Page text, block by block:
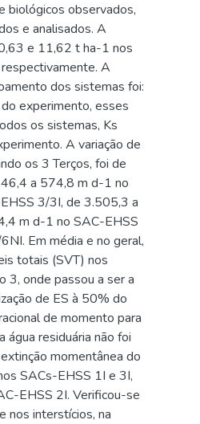
biológicos observados,
e analisados. A
e 11,62 t ha-1 nos
A
dos sistemas foi:
experimento, esses
os sistemas, Ks
A variação de
os 3 Terços, foi de
a 574,8 m d-1 no
3/3I, de 3.505,3 a
m d-1 no SAC-EHSS
Em média e no geral,
totais (SVT) nos
3, onde passou a ser a
de ES à 50% do
de momento para
residuária não foi
momentânea do
SACs-EHSS 1I e 3I,
EHSS 2I. Verificou-se
nos interstícios, na